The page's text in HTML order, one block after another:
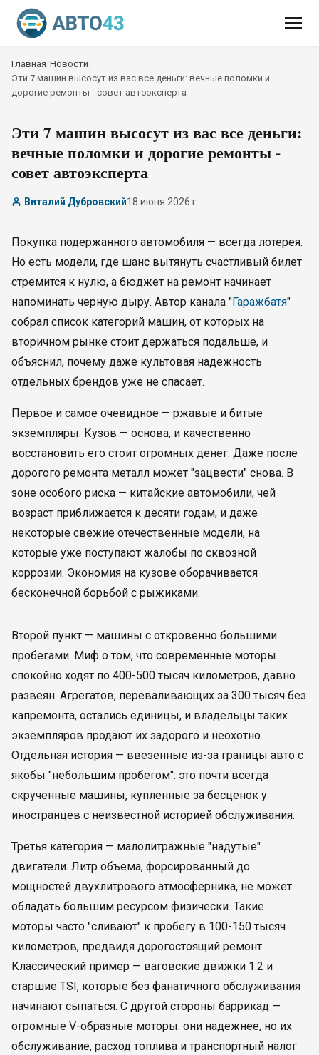
Главная Новости
Эти 7 машин высосут из вас все деньги: вечные поломки и
дорогие ремонты - совет автоэксперта
Эти 7 машин высосут из вас все деньги:
вечные поломки и дорогие ремонты -
совет автоэксперта
Виталий Дубровский18 июня 2026 г.
Покупка подержанного автомобиля — всегда лотерея.
Но есть модели, где шанс вытянуть счастливый билет
стремится к нулю, а бюджет на ремонт начинает
напоминать черную дыру. Автор канала "Гаражбатя"
собрал список категорий машин, от которых на
вторичном рынке стоит держаться подальше, и
объяснил, почему даже культовая надежность
отдельных брендов уже не спасает.
Первое и самое очевидное — ржавые и битые
экземпляры. Кузов — основа, и качественно
восстановить его стоит огромных денег. Даже после
дорогого ремонта металл может "зацвести" снова. В
зоне особого риска — китайские автомобили, чей
возраст приближается к десяти годам, и даже
некоторые свежие отечественные модели, на
которые уже поступают жалобы по сквозной
коррозии. Экономия на кузове оборачивается
бесконечной борьбой с рыжиками.
Второй пункт — машины с откровенно большими
пробегами. Миф о том, что современные моторы
спокойно ходят по 400-500 тысяч километров, давно
развеян. Агрегатов, переваливающих за 300 тысяч без
капремонта, остались единицы, и владельцы таких
экземпляров продают их задорого и неохотно.
Отдельная история — ввезенные из-за границы авто с
якобы "небольшим пробегом": это почти всегда
скрученные машины, купленные за бесценок у
иностранцев с неизвестной историей обслуживания.
Третья категория — малолитражные "надутые"
двигатели. Литр объема, форсированный до
мощностей двухлитрового атмосферника, не может
обладать большим ресурсом физически. Такие
моторы часто "сливают" к пробегу в 100-150 тысяч
километров, предвидя дорогостоящий ремонт.
Классический пример — ваговские движки 1.2 и
старшие TSI, которые без фанатичного обслуживания
начинают сыпаться. С другой стороны баррикад —
огромные V-образные моторы: они надежнее, но их
обслуживание, расход топлива и транспортный налог